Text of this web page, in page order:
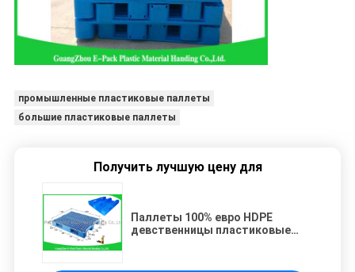
промышленные пластиковые паллеты
большие пластиковые паллеты
Получить лучшую цену для
Паллеты 100% евро HDPE
девственницы пластиковые